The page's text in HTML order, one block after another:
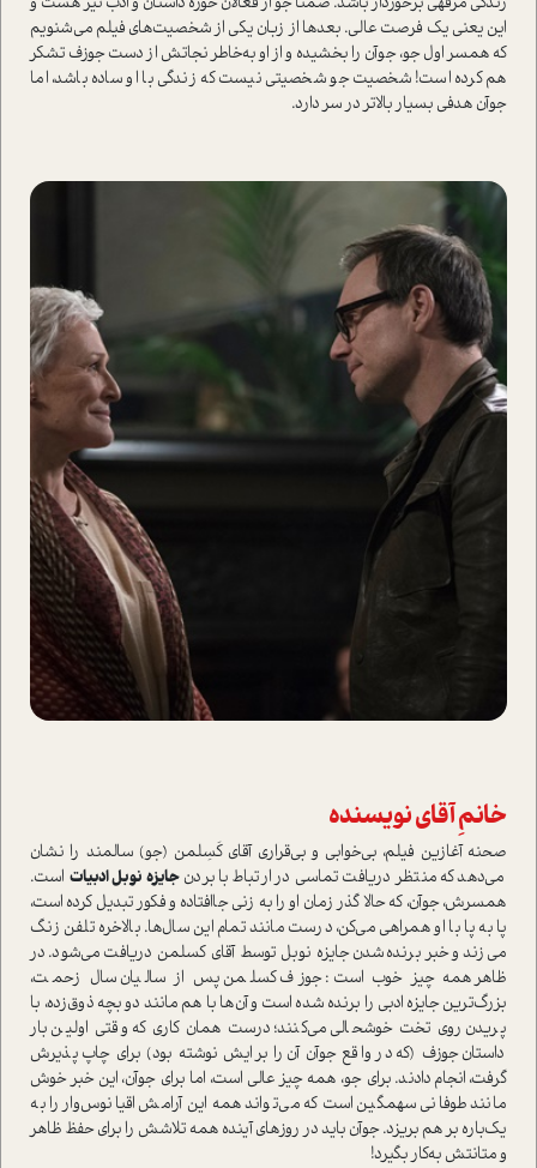
این یعنی یک فرصت عالی. بعدها از زبان یکی از شخصیت‌های فیلم می‌شنویم
که همسر اول جو، جوآن را بخشیده و از او به‌خاطر نجاتش از دست جوزف تشکر
هم کرده است! شخصیت جو شخصیتی نیست که زندگی با او ساده باشد، اما
جوآن هدفی بسیار بالاتر در سر دارد.
خانمِ آقای نویسنده
صحنه آغازین فیلم، بی‌خوابی و بی‌قراری آقای کَسِلمن (جو) سالمند را نشان
می‌دهد که منتظر دریافت تماسی در ارتباط با بردن جایزه نوبل ادبیات است.
همسرش، جوآن، که حالا گذر زمان او را به زنی جاافتاده و فکور تبدیل کرده است،
پا به پا با او همراهی می‌کن، درست مانند تمام این سال‌ها. بالاخره تلفن زنگ
می‌زند و خبر برنده‌شدن جایزه نوبل توسط آقای کسلمن دریافت می‌شود. در
ظاهر همه چیز خوب است: جوزف کسلمن پس از سالیان سال زحمت،
بزرگ‌ترین جایزه ادبی را برنده شده است و آن‌ها با هم مانند دو بچه ذوق‌زده، با
پریدن روی تخت خوشحالی می‌کنند؛ درست همان کاری که وقتی اولین بار
داستان جوزف (که در واقع جوآن آن را برایش نوشته بود) برای چاپ پذیرش
گرفت، انجام دادند. برای جو، همه چیز عالی است، اما برای جوآن، این خبر خوش
مانند طوفانی سهمگین است که می‌تواند همه این آرامش اقیانوس‌وار را به
یک‌باره بر هم بریزد. جوآن باید در روزهای آینده همه تلاشش را برای حفظ ظاهر
و متانتش به‌کار بگیرد!